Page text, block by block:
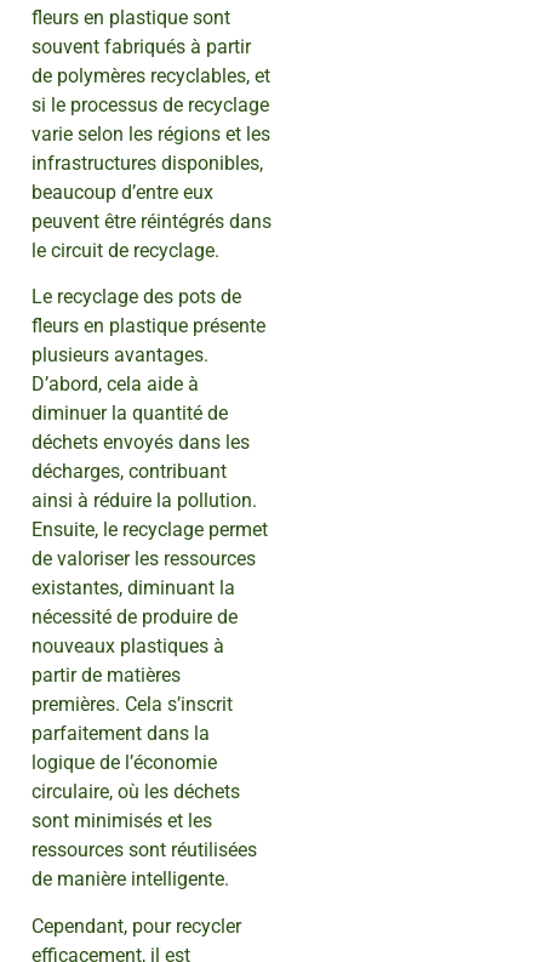
fleurs en plastique sont
souvent fabriqués à partir
de polymères recyclables, et
si le processus de recyclage
varie selon les régions et les
infrastructures disponibles,
beaucoup d’entre eux
peuvent être réintégrés dans
le circuit de recyclage.
Le recyclage des pots de
fleurs en plastique présente
plusieurs avantages.
D’abord, cela aide à
diminuer la quantité de
déchets envoyés dans les
décharges, contribuant
ainsi à réduire la pollution.
Ensuite, le recyclage permet
de valoriser les ressources
existantes, diminuant la
nécessité de produire de
nouveaux plastiques à
partir de matières
premières. Cela s’inscrit
parfaitement dans la
logique de l’économie
circulaire, où les déchets
sont minimisés et les
ressources sont réutilisées
de manière intelligente.
Cependant, pour recycler
efficacement, il est